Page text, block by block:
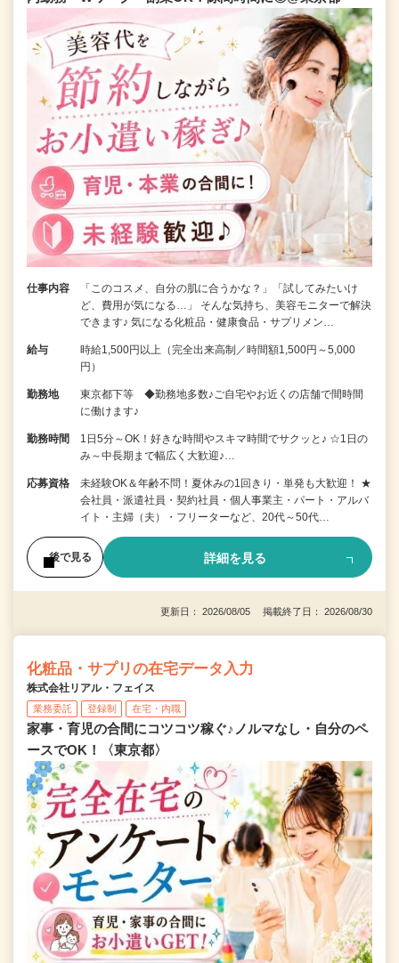
仕事内容
「このコスメ、自分の肌に合うかな？」「試してみたいけ
ど、費用が気になる…」 そんな気持ち、美容モニターで解決
できます♪ 気になる化粧品・健康食品・サプリメン…
給与
時給1,500円以上（完全出来高制／時間額1,500円～5,000
円）
勤務地
東京都下等 ◆勤務地多数♪ご自宅やお近くの店舗で間時間
に働けます♪
勤務時間
1日5分～OK！好きな時間やスキマ時間でサクッと♪ ☆1日の
み～中長期まで幅広く大歓迎♪…
応募資格
未経験OK＆年齢不問！夏休みの1回きり・単発も大歓迎！ ★
会社員・派遣社員・契約社員・個人事業主・パート・アルバ
イト・主婦（夫）・フリーターなど、20代～50代…
後で見る 詳細を見る
更新日： 2026/08/05 掲載終了日： 2026/08/30
化粧品・サプリの在宅データ入力
株式会社リアル・フェイス
業務委託 登録制 在宅・内職
家事・育児の合間にコツコツ稼ぐ♪ノルマなし・自分のペ
ースでOK！〈東京都〉